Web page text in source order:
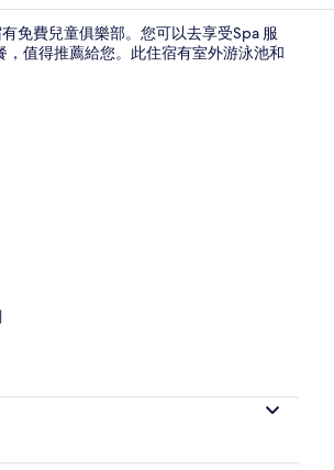
免費兒童俱樂部。您可以去享受Spa 服
值得推薦給您。此住宿有室外游泳池和